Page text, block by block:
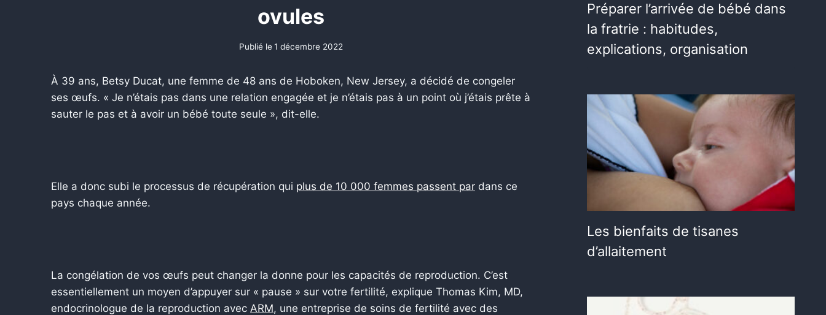
ovules
Publié le 1 décembre 2022
À 39 ans, Betsy Ducat, une femme de 48 ans de Hoboken, New Jersey, a décidé de congeler
ses œufs. « Je n’étais pas dans une relation engagée et je n’étais pas à un point où j’étais prête à
sauter le pas et à avoir un bébé toute seule », dit-elle.
Elle a donc subi le processus de récupération qui plus de 10 000 femmes passent par dans ce
pays chaque année.
La congélation de vos œufs peut changer la donne pour les capacités de reproduction. C’est
essentiellement un moyen d’appuyer sur « pause » sur votre fertilité, explique Thomas Kim, MD,
endocrinologue de la reproduction avec ARM, une entreprise de soins de fertilité avec des
Préparer l’arrivée de bébé dans
la fratrie : habitudes,
explications, organisation
Les bienfaits de tisanes
d’allaitement